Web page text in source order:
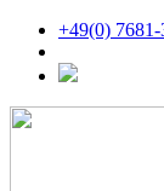
+49(0) 7681-